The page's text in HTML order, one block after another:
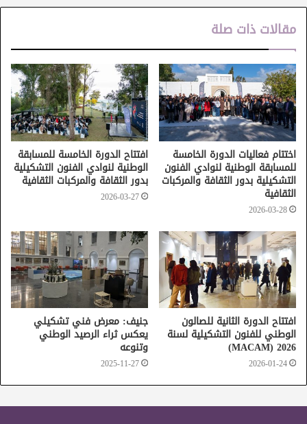
الصالون الوطني للفنون التشكيلية
مقالات ذات صلة
اختتام فعاليات الدورة الخامسة
للمسابقة الوطنية لنوادي الفنون
التشكيلية بدور الثقافة والمركبات
الثقافية
2026-03-28
افتتاح الدورة الخامسة للمسابقة
الوطنية لنوادي الفنون التشكيلية
بدور الثقافة والمركبات الثقافية
2026-03-27
افتتاح الدورة الثانية للصالون
الوطني للفنون التشكيلية لسنة
2026 (MACAM)
2026-01-24
جنيف: معرض فني تشكيلي
يعكس ثراء الرصيد الوطني
وتنوعه
2025-11-27